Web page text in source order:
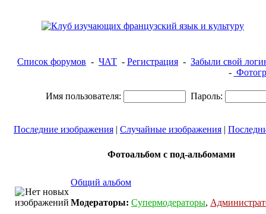
Список форумов - ЧАТ - Регистрация - Забыли свой
-
Имя пользователя: Пароль:
Последние изображения | Случайные изображения |
Фотоальбом с под-альбомами
Общий альбом
Модераторы: Супермодераторы,